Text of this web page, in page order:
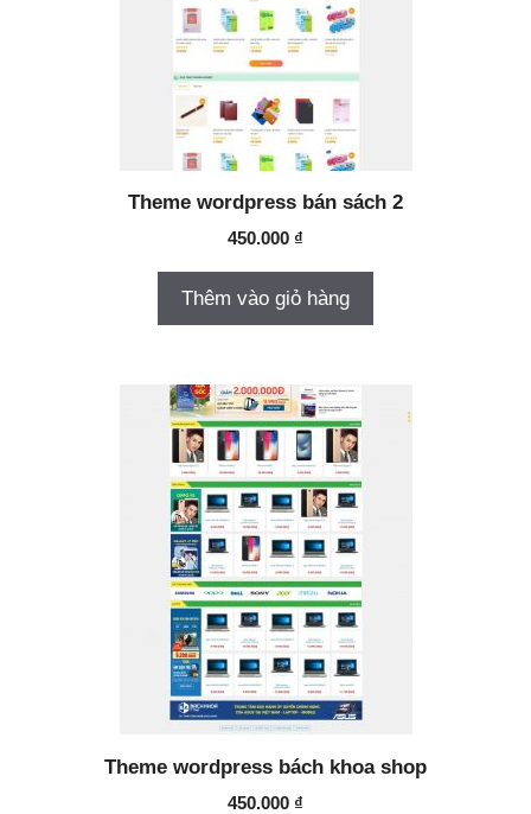
Theme wordpress bán sách 2
450.000 ₫
Thêm vào giỏ hàng
Theme wordpress bách khoa shop
450.000 ₫